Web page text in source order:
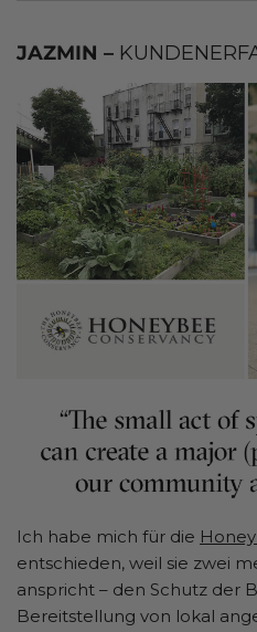
JAZMIN –
Ich habe mich für die
entschieden, weil sie zwei
anspricht – den Schutz der
Bereitstellung von lokal